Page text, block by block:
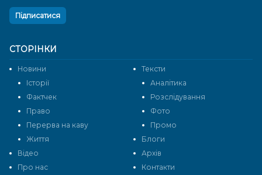
СТОРІНКИ
Новини
Тексти
Історії
Аналітика
Фактчек
Розслідування
Право
Фото
Перерва на каву
Промо
Життя
Блоги
Відео
Архів
Про нас
Контакти
Підписатися